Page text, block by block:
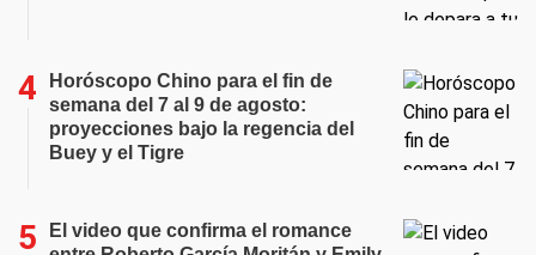
Horóscopo Chino para el fin de
semana del 7 al 9 de agosto:
proyecciones bajo la regencia del
Buey y el Tigre
El video que confirma el romance